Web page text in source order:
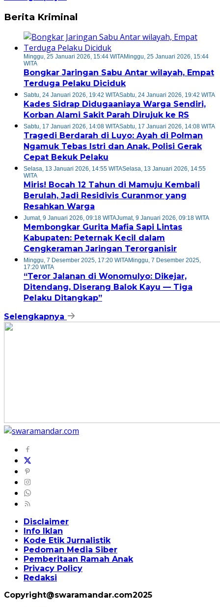
Berita Kriminal
Minggu, 25 Januari 2026, 15:44 WITAMinggu, 25 Januari 2026, 15:44
WITA
Bongkar Jaringan Sabu Antar wilayah, Empat
Terduga Pelaku Diciduk
Sabtu, 24 Januari 2026, 19:42 WITASabtu, 24 Januari 2026, 19:42 WITA
Kades Sidrap Didugaaniaya Warga Sendiri,
Korban Alami Sakit Parah Dirujuk ke RS
Sabtu, 17 Januari 2026, 14:08 WITASabtu, 17 Januari 2026, 14:08 WITA
Tragedi Berdarah di Luyo: Ayah di Polman
Ngamuk Tebas Istri dan Anak, Polisi Gerak
Cepat Bekuk Pelaku
Selasa, 13 Januari 2026, 14:55 WITASelasa, 13 Januari 2026, 14:55
WITA
Miris! Bocah 12 Tahun di Mamuju Kembali
Berulah, Jadi Residivis Curanmor yang
Resahkan Warga
Jumat, 9 Januari 2026, 09:18 WITAJumat, 9 Januari 2026, 09:18 WITA
Membongkar Gurita Mafia Sapi Lintas
Kabupaten: Peternak Kecil dalam
Cengkeraman Jaringan Terorganisir
Minggu, 7 Desember 2025, 17:20 WITAMinggu, 7 Desember 2025,
17:20 WITA
“Teror Jalanan di Wonomulyo: Dikejar,
Ditendang, Diserang Balok Kayu — Tiga
Pelaku Ditangkap”
Selengkapnya
Disclaimer
Info Iklan
Kode Etik Jurnalistik
Pedoman Media Siber
Pemberitaan Ramah Anak
Privacy Policy
Redaksi
Copyright@swaramandar.com2025